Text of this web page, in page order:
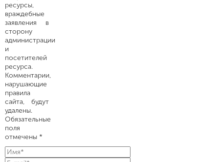
ресурсы,
враждебные
заявления в
сторону
администрации
и
посетителей
ресурса.
Комментарии,
нарушающие
правила
сайта, будут
удалены.
Обязательные
поля
отмечены *